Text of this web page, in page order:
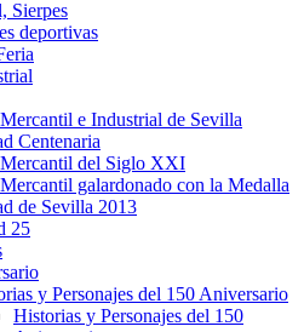
Sierpes
deportivas
e Industrial de Sevilla
Centenaria
del Siglo XXI
galardonado con la Medalla
de Sevilla 2013
25
y Personajes del 150 Aniversario
Historias y Personajes del 150